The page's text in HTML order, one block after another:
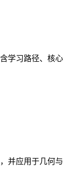
学习路径、核心
并应用于几何与